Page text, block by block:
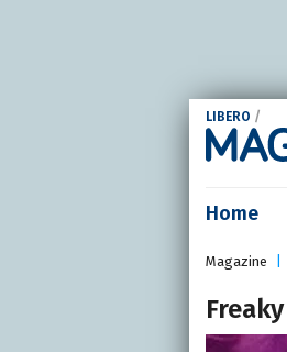
LIBERO /
Home
Magazine
Freaky